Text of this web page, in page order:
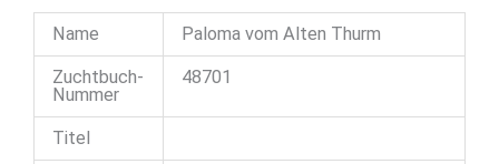
Name Paloma vom Alten Thurm
Zuchtbuch-
Nummer
48701
Titel